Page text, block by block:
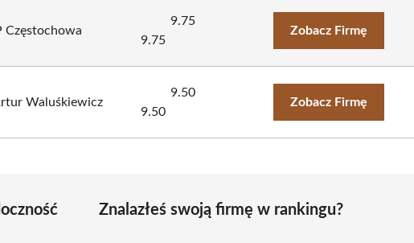
Częstochowa
9.75
9.75
Zobacz Firmę
Waluśkiewicz
9.50
9.50
Zobacz Firmę
Znalazłeś swoją firmę w rankingu?